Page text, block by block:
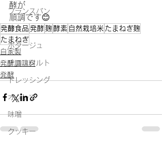
フランスパン
麹
ポタージュ
チョコタルト
ドレッシング
オムレツ
味噌
クッキー
酵が
順調です😊
発酵食品 発酵麹 酵素 自然栽培米 たまねぎ麹
たまねぎ
自家製
発酵調味料
発酵